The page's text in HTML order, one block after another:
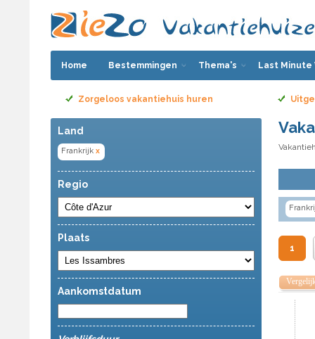
Home Bestemmingen Thema's Last Minute
Zorgeloos vakantiehuis huren
Land
Frankrijk x
Regio
Plaats
Aankomstdatum
1